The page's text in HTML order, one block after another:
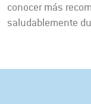
conocer más
saludablemente